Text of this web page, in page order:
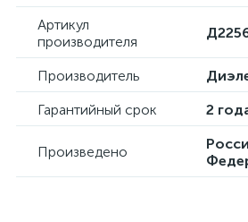
Артикул
производителя
Производитель
Гарантийный срок
2
Произведено